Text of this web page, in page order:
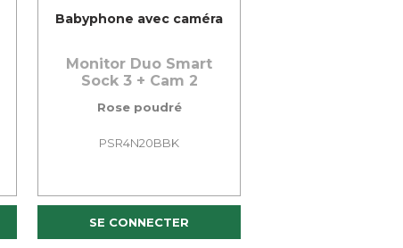
Babyphone avec caméra
Monitor Duo Smart
Sock 3 + Cam 2
Rose poudré
PSR4N20BBK
SE CONNECTER